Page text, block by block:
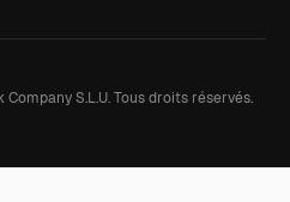
Company S.L.U.Tous droits réservés.